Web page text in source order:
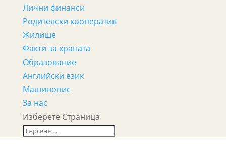
Лични финанси
Родителски кооператив
Жилище
Факти за храната
Образование
Английски език
Машинопис
За нас
Изберете Страница